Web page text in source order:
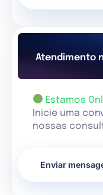
Atendimento
Estamos
Inicie uma
nossas
Enviar